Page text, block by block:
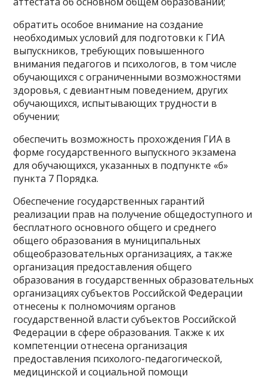
обратить особое внимание на создание
необходимых условий для подготовки к ГИА
выпускников, требующих повышенного
внимания педагогов и психологов, в том числе
обучающихся с ограниченными возможностями
здоровья, с девиантным поведением, других
обучающихся, испытывающих трудности в
обучении;
обеспечить возможность прохождения ГИА в
форме государственного выпускного экзамена
для обучающихся, указанных в подпункте «б»
пункта 7 Порядка.
Обеспечение государственных гарантий
реализации прав на получение общедоступного и
бесплатного основного общего и среднего
общего образования в муниципальных
общеобразовательных организациях, а также
организация предоставления общего
образования в государственных образовательных
организациях субъектов Российской Федерации
отнесены к полномочиям органов
государственной власти субъектов Российской
Федерации в сфере образования. Также к их
компетенции отнесена организация
предоставления психолого-педагогической,
медицинской и социальной помощи